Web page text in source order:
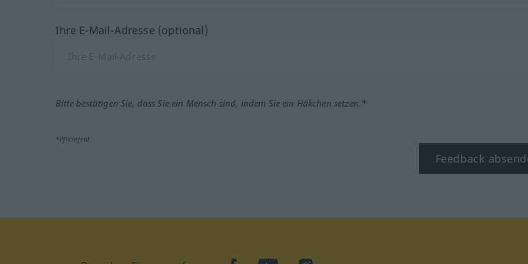
Ihre E-Mail-Adresse (optional)
Bitte bestätigen Sie, dass Sie ein Mensch sind, indem Sie ein Häkchen setzen.*
*Pflichtfeld
Feedback